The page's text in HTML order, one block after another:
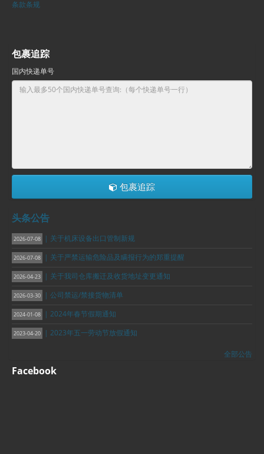
条款条规
包裹追踪
国内快递单号
包裹追踪
头条公告
2026-07-08 | 关于机床设备出口管制新规
2026-07-08 | 关于严禁运输危险品及瞒报行为的郑重提醒
2026-04-23 | 关于我司仓库搬迁及收货地址变更通知
2026-03-30 | 公司禁运/禁接货物清单
2024-01-08 | 2024年春节假期通知
2023-04-20 | 2023年五一劳动节放假通知
全部公告
Facebook